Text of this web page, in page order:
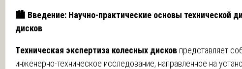
🏙 Введение: Научно-практические основы технической
дисков
Техническая экспертиза колесных дисков представляет
инженерно-техническое исследование, направленное на